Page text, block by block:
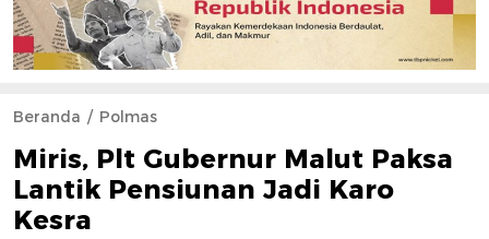
Beranda Polmas
Miris, Plt Gubernur Malut Paksa
Lantik Pensiunan Jadi Karo
Kesra